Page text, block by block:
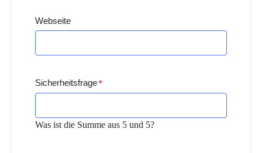
Webseite
Sicherheitsfrage*
Was ist die Summe aus 5 und 5?